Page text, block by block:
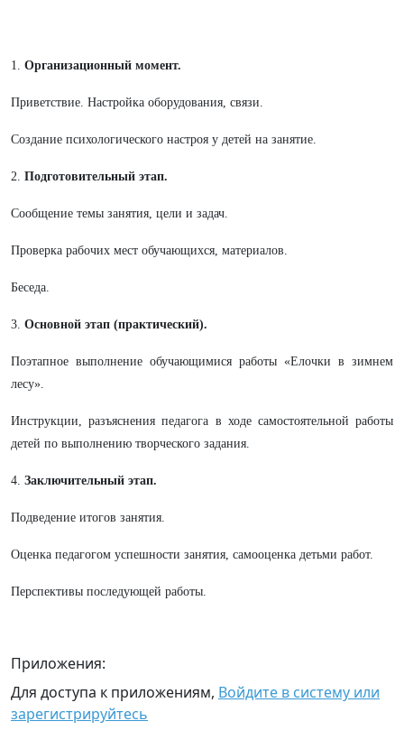
1. Организационный момент.
Приветствие. Настройка оборудования, связи.
Создание психологического настроя у детей на занятие.
2. Подготовительный этап.
Сообщение темы занятия, цели и задач.
Проверка рабочих мест обучающихся, материалов.
Беседа.
3. Основной этап (практический).
Поэтапное выполнение обучающимися работы «Елочки в зимнем
лесу».
Инструкции, разъяснения педагога в ходе самостоятельной работы
детей по выполнению творческого задания.
4. Заключительный этап.
Подведение итогов занятия.
Оценка педагогом успешности занятия, самооценка детьми работ.
Перспективы последующей работы.
Приложения:
Для доступа к приложениям, Войдите в систему или
зарегистрируйтесь